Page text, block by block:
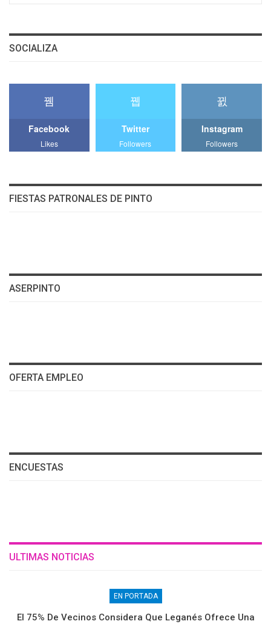
SOCIALIZA
Facebook
Likes
Twitter
Followers
Instagram
Followers
FIESTAS PATRONALES DE PINTO
ASERPINTO
OFERTA EMPLEO
ENCUESTAS
ULTIMAS NOTICIAS
EN PORTADA
El 75% De Vecinos Considera Que Leganés Ofrece Una